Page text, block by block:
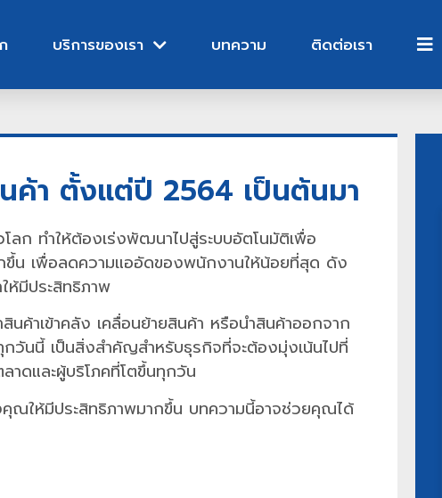
บริการของเรา บทความ ติดต่อเรา
ค้า ตั้งแต่ปี 2564 เป็นต้นมา
ก ทำให้ต้องเร่งพัฒนาไปสู่ระบบอัตโนมัติเพื่อ
ขึ้น เพื่อลดความแออัดของพนักงานให้น้อยที่สุด ดัง
ห้มีประสิทธิภาพ
ค้าเข้าคลัง เคลื่อนย้ายสินค้า หรือนำสินค้าออกจาก
วันนี้ เป็นสิ่งสำคัญสำหรับธุรกิจที่จะต้องมุ่งเน้นไปที่
าดและผู้บริโภคที่โตขึ้นทุกวัน
ให้มีประสิทธิภาพมากขึ้น บทความนี้อาจช่วยคุณได้